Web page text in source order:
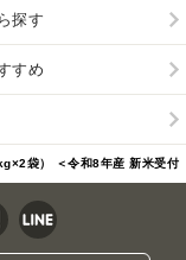
探す
すめ
袋） ＜令和8年産 新米受付